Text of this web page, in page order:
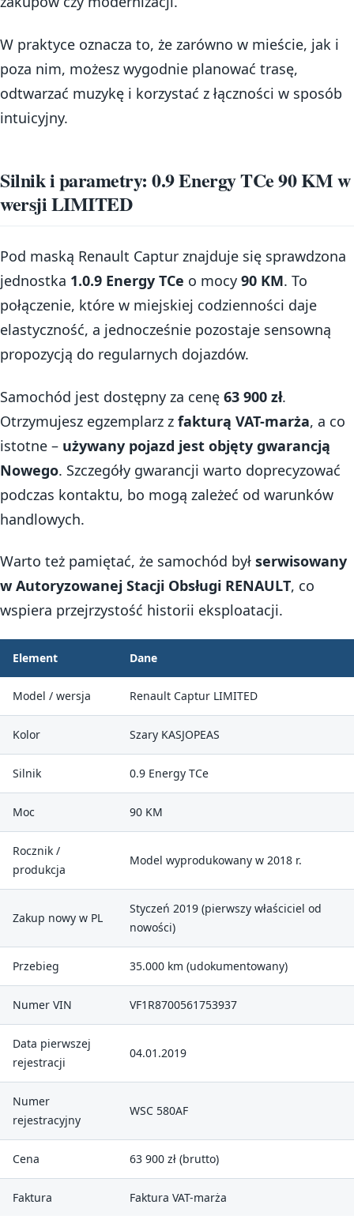
W praktyce oznacza to, że zarówno w mieście, jak i
poza nim, możesz wygodnie planować trasę,
odtwarzać muzykę i korzystać z łączności w sposób
intuicyjny.
Silnik i parametry: 0.9 Energy TCe 90 KM w
wersji LIMITED
Pod maską Renault Captur znajduje się sprawdzona
jednostka 1.0.9 Energy TCe o mocy 90 KM. To
połączenie, które w miejskiej codzienności daje
elastyczność, a jednocześnie pozostaje sensowną
propozycją do regularnych dojazdów.
Samochód jest dostępny za cenę 63 900 zł.
Otrzymujesz egzemplarz z fakturą VAT-marża, a co
istotne – używany pojazd jest objęty gwarancją
Nowego. Szczegóły gwarancji warto doprecyzować
podczas kontaktu, bo mogą zależeć od warunków
handlowych.
Warto też pamiętać, że samochód był serwisowany
w Autoryzowanej Stacji Obsługi RENAULT, co
wspiera przejrzystość historii eksploatacji.
Element Dane
Model / wersja Renault Captur LIMITED
Kolor Szary KASJOPEAS
Silnik 0.9 Energy TCe
Moc 90 KM
Rocznik /
produkcja
Model wyprodukowany w 2018 r.
Zakup nowy w PL
Styczeń 2019 (pierwszy właściciel od
nowości)
Przebieg 35.000 km (udokumentowany)
Numer VIN VF1R8700561753937
Data pierwszej
rejestracji
04.01.2019
Numer
rejestracyjny
WSC 580AF
Cena 63 900 zł (brutto)
Faktura Faktura VAT-marża